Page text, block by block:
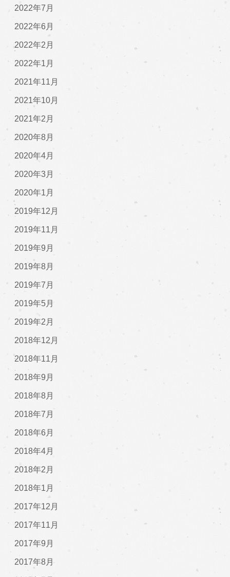
2022年7月
2022年6月
2022年2月
2022年1月
2021年11月
2021年10月
2021年2月
2020年8月
2020年4月
2020年3月
2020年1月
2019年12月
2019年11月
2019年9月
2019年8月
2019年7月
2019年5月
2019年2月
2018年12月
2018年11月
2018年9月
2018年8月
2018年7月
2018年6月
2018年4月
2018年2月
2018年1月
2017年12月
2017年11月
2017年9月
2017年8月